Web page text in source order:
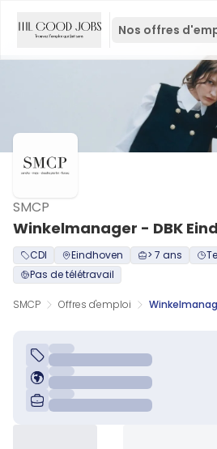
Nos offres
Winkelmanager - DBK
SMCP
CDI Eindhoven > 7 ans
Pas de télétravail
SMCP Offres d'emploi